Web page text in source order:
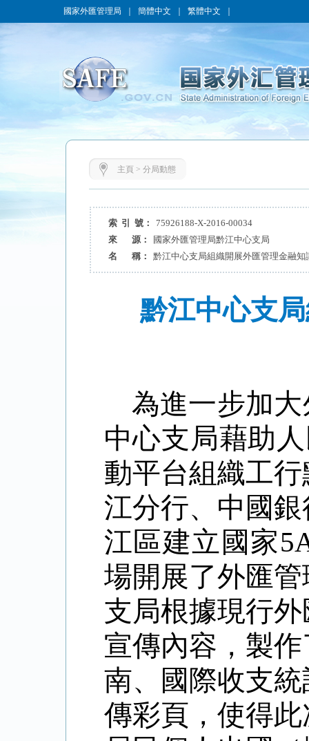
國家外匯管理局 簡體中文 繁體中文
主頁 > 分局動態
索 引 號：
75926188-X-2016-00034
來 源：
國家外匯管理局黔江中心支局
名 稱：
黔江中心支局組織開展外匯管理金融知
黔江中心支
為進一步加
中心支局藉助
動平台組織工
江分行、中國
江區建立國家
場開展了外匯
支局根據現行
宣傳內容，製
南、國際收支
傳彩頁，使得